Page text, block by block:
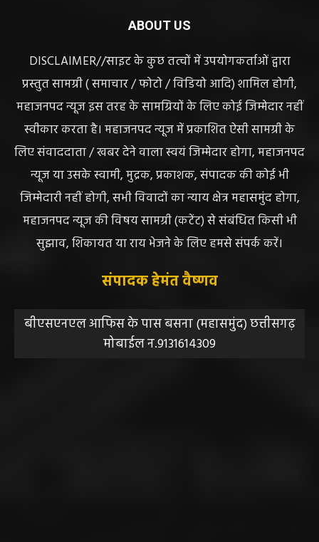
ABOUT US
DISCLAIMER//साइट के कुछ तत्वों में उपयोगकर्ताओं द्वारा
प्रस्तुत सामग्री ( समाचार / फोटो / विडियो आदि) शामिल होगी,
महाजनपद न्यूज इस तरह के सामग्रियों के लिए कोई जिम्मेदार नहीं
स्वीकार करता है। महाजनपद न्यूज में प्रकाशित ऐसी सामग्री के
लिए संवाददाता / खबर देने वाला स्वयं जिम्मेदार होगा, महाजनपद
न्यूज या उसके स्वामी, मुद्रक, प्रकाशक, संपादक की कोई भी
जिम्मेदारी नहीं होगी, सभी विवादों का न्याय क्षेत्र महासमुंद होगा,
महाजनपद न्यूज की विषय सामग्री (कटेंट) से संबंधित किसी भी
सुझाव, शिकायत या राय भेजने के लिए हमसे संपर्क करें।
संपादक हेमंत वैष्णव
बीएसएनएल आफिस के पास बसना (महासमुंद) छत्तीसगढ़
मोबाईल न.9131614309